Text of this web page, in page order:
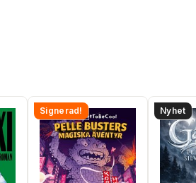
Signerad! Nyhet